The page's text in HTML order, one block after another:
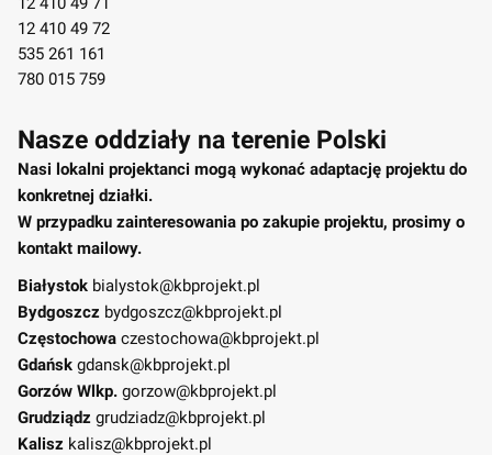
12 410 49 72
535 261 161
780 015 759
Nasze oddziały na terenie Polski
Nasi lokalni projektanci mogą wykonać adaptację projektu do
konkretnej działki.
W przypadku zainteresowania po zakupie projektu, prosimy o
kontakt mailowy.
Białystok bialystok@kbprojekt.pl
Bydgoszcz bydgoszcz@kbprojekt.pl
Częstochowa czestochowa@kbprojekt.pl
Gdańsk gdansk@kbprojekt.pl
Gorzów Wlkp. gorzow@kbprojekt.pl
Grudziądz grudziadz@kbprojekt.pl
Kalisz kalisz@kbprojekt.pl